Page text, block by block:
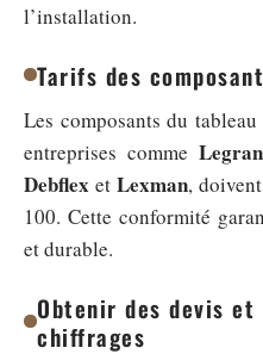
l’installation.
Tarifs des
Les composants du
entreprises comme
Debflex et Lexman,
100. Cette conformité
et durable.
Obtenir des devis et
chiffrages